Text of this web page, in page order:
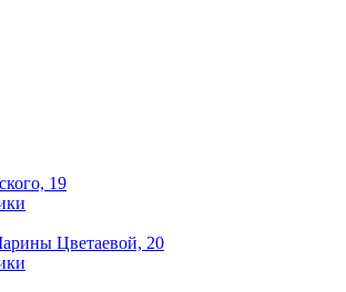
19
Цветаевой, 20